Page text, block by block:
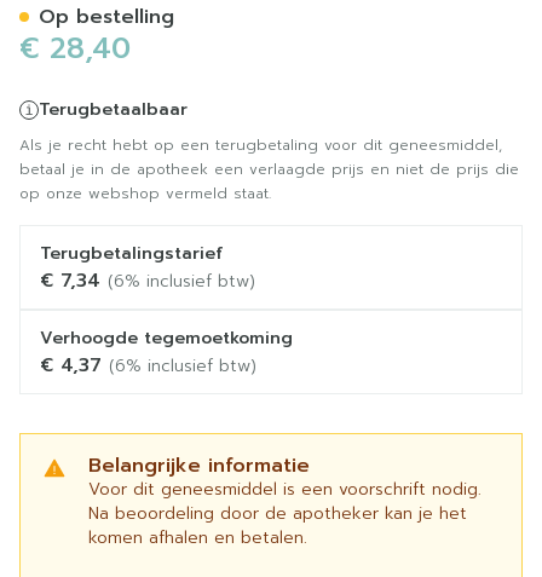
€ 28,40
Terugbetaalbaar
Als je recht hebt op een terugbetaling voor dit geneesmiddel,
betaal je in de apotheek een verlaagde prijs en niet de prijs die
op onze webshop vermeld staat.
Terugbetalingstarief
€ 7,34 (6% inclusief btw)
Verhoogde tegemoetkoming
€ 4,37 (6% inclusief btw)
Belangrijke informatie
Voor dit geneesmiddel is een voorschrift nodig.
Na beoordeling door de apotheker kan je het
komen afhalen en betalen.
Op bestelling